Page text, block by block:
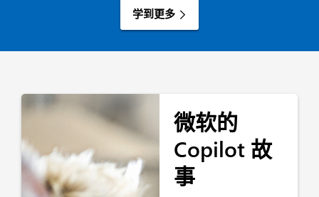
学到更多
微软的
Copilot 故
事